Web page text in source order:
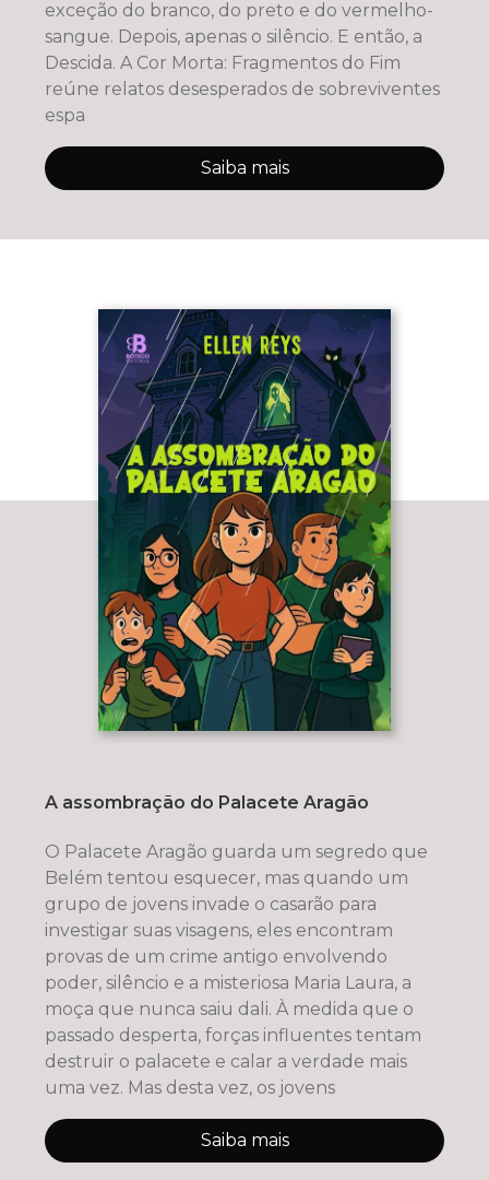
exceção do branco, do preto e do vermelho-
sangue. Depois, apenas o silêncio. E então, a
Descida. A Cor Morta: Fragmentos do Fim
reúne relatos desesperados de sobreviventes
espa
Saiba mais
A assombração do Palacete Aragão
O Palacete Aragão guarda um segredo que
Belém tentou esquecer, mas quando um
grupo de jovens invade o casarão para
investigar suas visagens, eles encontram
provas de um crime antigo envolvendo
poder, silêncio e a misteriosa Maria Laura, a
moça que nunca saiu dali. À medida que o
passado desperta, forças influentes tentam
destruir o palacete e calar a verdade mais
uma vez. Mas desta vez, os jovens
Saiba mais